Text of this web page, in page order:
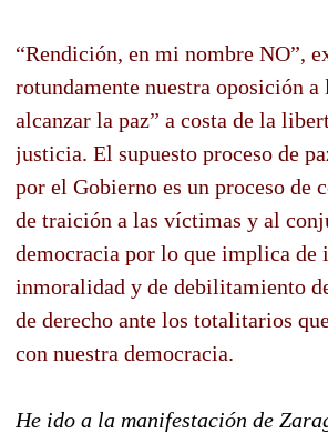
“Rendición, en mi nombre NO”,
rotundamente nuestra oposición a
alcanzar la paz” a costa de la
justicia. El supuesto proceso de
por el Gobierno es un proceso de
de traición a las víctimas y al
democracia por lo que implica de
inmoralidad y de debilitamiento
de derecho ante los totalitarios
con nuestra democracia.
He ido a la manifestación de